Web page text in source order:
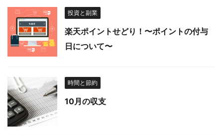
投資と副業
楽天ポイントせどり！〜ポイントの付与
日について〜
時間と節約
10月の収支